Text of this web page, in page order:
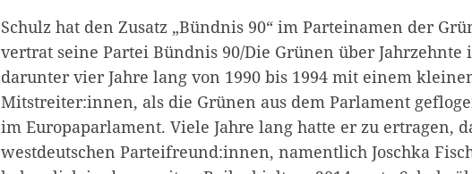
Schulz hat den Zusatz „Bündnis 90“ im Parteinamen der
vertrat seine Partei Bündnis 90/Die Grünen über Jahrzehnte
darunter vier Jahre lang von 1990 bis 1994 mit einem
Mitstreiter:innen, als die Grünen aus dem Parlament
im Europaparlament. Viele Jahre lang hatte er zu ertragen,
westdeutschen Parteifreund:innen, namentlich Joschka